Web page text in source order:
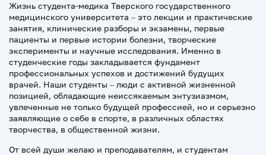
Жизнь студента-медика Тверского государственного
медицинского университета – это лекции и практические
занятия, клинические разборы и экзамены, первые
пациенты и первые истории болезни, творческие
эксперименты и научные исследования. Именно в
студенческие годы закладывается фундамент
профессиональных успехов и достижений будущих
врачей. Наши студенты – люди с активной жизненной
позицией, обладающие неиссякаемым энтузиазмом,
увлеченные не только будущей профессией, но и серьезно
заявляющие о себе в спорте, в различных областях
творчества, в общественной жизни.
От всей души желаю и преподавателям, и студентам